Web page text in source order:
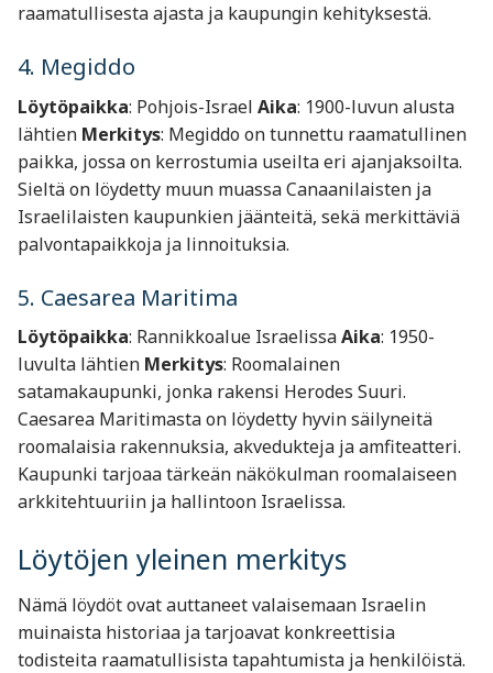
raamatullisesta ajasta ja kaupungin kehityksestä.
4. Megiddo
Löytöpaikka: Pohjois-Israel Aika: 1900-luvun alusta
lähtien Merkitys: Megiddo on tunnettu raamatullinen
paikka, jossa on kerrostumia useilta eri ajanjaksoilta.
Sieltä on löydetty muun muassa Canaanilaisten ja
Israelilaisten kaupunkien jäänteitä, sekä merkittäviä
palvontapaikkoja ja linnoituksia.
5. Caesarea Maritima
Löytöpaikka: Rannikkoalue IsraelissaAika: 1950-
luvulta lähtien Merkitys: Roomalainen
satamakaupunki, jonka rakensi Herodes Suuri.
Caesarea Maritimasta on löydetty hyvin säilyneitä
roomalaisia rakennuksia, akvedukteja ja amfiteatteri.
Kaupunki tarjoaa tärkeän näkökulman roomalaiseen
arkkitehtuuriin ja hallintoon Israelissa.
Löytöjen yleinen merkitys
Nämä löydöt ovat auttaneet valaisemaan Israelin
muinaista historiaa ja tarjoavat konkreettisia
todisteita raamatullisista tapahtumista ja henkilöistä.